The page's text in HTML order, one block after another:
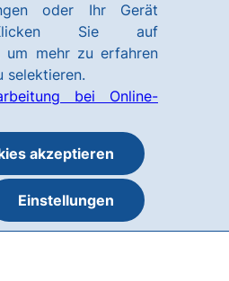
oder Ihr Gerät
Sie auf
um mehr zu erfahren
selektieren.
bei Online-
akzeptieren
Einstellungen